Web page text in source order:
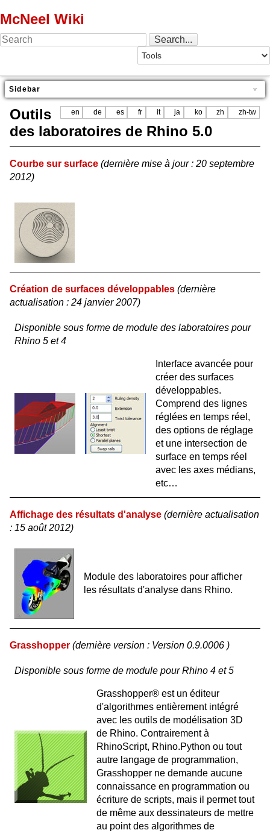
McNeel Wiki
Sidebar
en de es fr it ja ko zh zh-tw
Outils
des laboratoires de Rhino 5.0
Courbe sur surface (dernière mise à jour : 20 septembre
2012)
Création de surfaces développables (dernière
actualisation : 24 janvier 2007)
Disponible sous forme de module des laboratoires pour
Rhino 5 et 4
Interface avancée pour
créer des surfaces
développables.
Comprend des lignes
réglées en temps réel,
des options de réglage
et une intersection de
surface en temps réel
avec les axes médians,
etc…
Affichage des résultats d'analyse (dernière actualisation
: 15 août 2012)
Module des laboratoires pour afficher
les résultats d'analyse dans Rhino.
Grasshopper (dernière version : Version 0.9.0006 )
Disponible sous forme de module pour Rhino 4 et 5
Grasshopper® est un éditeur
d'algorithmes entièrement intégré
avec les outils de modélisation 3D
de Rhino. Contrairement à
RhinoScript, Rhino.Python ou tout
autre langage de programmation,
Grasshopper ne demande aucune
connaissance en programmation ou
écriture de scripts, mais il permet tout
de même aux dessinateurs de mettre
au point des algorithmes de